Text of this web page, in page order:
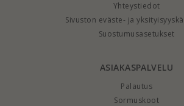
Yhteystiedot
Sivuston eväste- ja
Suostumusasetukset
ASIAKASPALVELU
Palautus
Sormuskoot